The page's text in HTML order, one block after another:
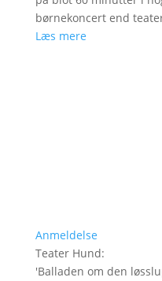
børnekoncert end
Læs mere
Anmeldelse
Teater Hund:
'Balladen om den